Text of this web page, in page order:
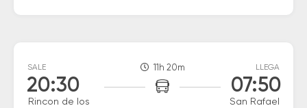
SALE
20:30
Rincon de los
11h 20m LLEGA
07:50
San Rafael